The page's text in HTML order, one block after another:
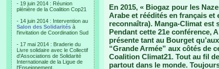
- 19 juin 2014 : Réunion
plénière de la Coalition Cop21
- 14 juin 2014 : Intervention au
Salon des Solidarités à
l'invitation de Coordination Sud
- 17 mai 2014 : Braderie du
Livre solidaire avec le Collectif
d'Associations de Solidarité
Internationale de la Ligue de
l'Enseignement.
En 2015, « Biogaz pour les
Arabe et réédités en français et
reconnaîtra). Manga-Climat est
Pendant cette 21e conférence,
présente tant au Bourget
“Grande Armée” aux côtés de
Coalition Climat21. Tout au fil
partout dans le monde.